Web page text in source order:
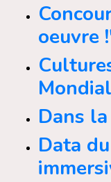
oeuvre
Mondial
Dans
Data